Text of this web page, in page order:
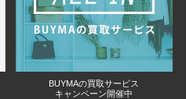
BUYMAの買取サービス
キャンペーン開催中